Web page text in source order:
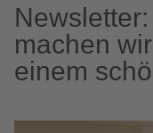
machen
einem